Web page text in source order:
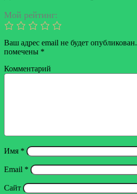
электронную
почту
Мой рейтинг:
Ваш адрес email не будет опубликован.
помечены *
Комментарий
Имя *
Email *
Сайт